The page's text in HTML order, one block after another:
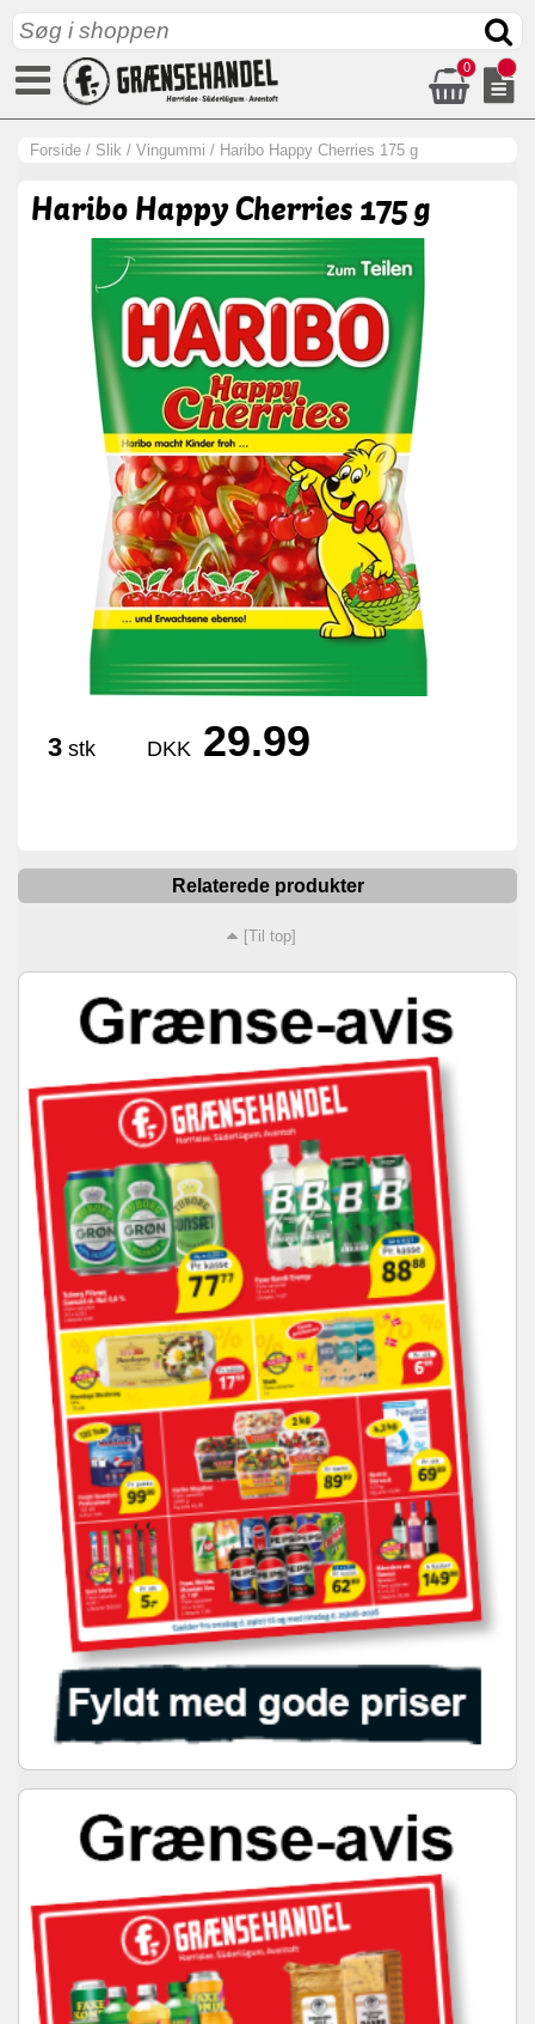
0
Forside / Slik / Vingummi / Haribo Happy Cherries 175 g
Haribo Happy Cherries 175 g
3 stk DKK 29.99
Relaterede produkter
[Til top]